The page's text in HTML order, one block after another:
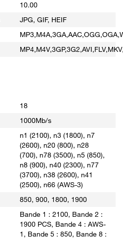
10.00
JPG, GIF, HEIF
18
1000Mb/s
n1 (2100), n3 (1800), n7
(2600), n20 (800), n28
(700), n78 (3500), n5 (850),
n8 (900), n40 (2300), n77
(3700), n38 (2600), n41
(2500), n66 (AWS-3)
850, 900, 1800, 1900
Bande 1 : 2100, Bande 2 :
1900 PCS, Bande 4 : AWS-
1, Bande 5 : 850, Bande 8 :